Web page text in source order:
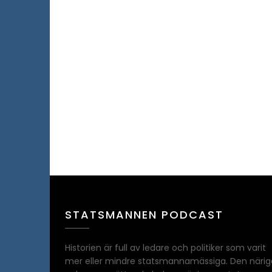
STATSMANNEN PODCAST
Historien är full av ledare och politiker som varit
mer eller mindre statsmannamässiga. Den